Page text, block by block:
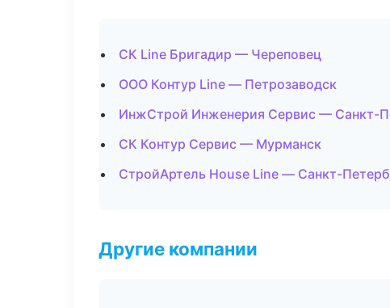
СК Line Бригадир — Череповец
ООО Контур Line — Петрозаводск
ИнжСтрой Инженерия Сервис — Санкт-
СК Контур Сервис — Мурманск
СтройАртель House Line — Санкт-
Другие компании